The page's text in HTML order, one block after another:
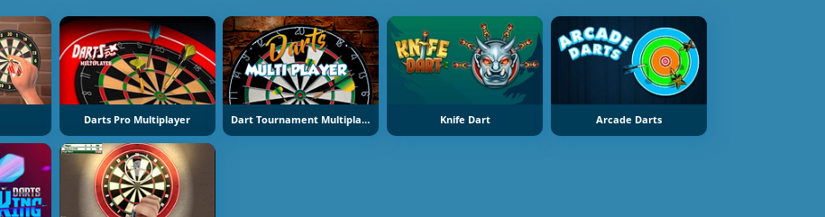
Darts Pro Multiplayer Dart Tournament Multiplayer Knife Dart Arcade Darts